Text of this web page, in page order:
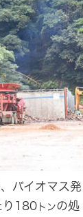
バイオマス発
り180 トンの処